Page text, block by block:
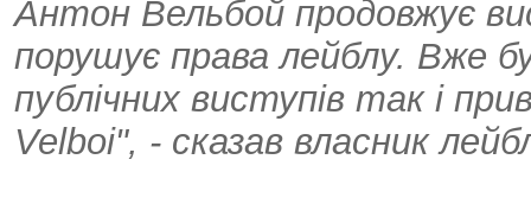
Антон Вельбой продовжує
порушує права лейблу. Вже
публічних виступів так і
Velboi", - сказав власник